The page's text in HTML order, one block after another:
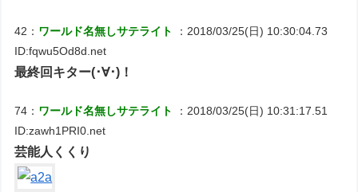
42： ワールド名無しサテライト
：2018/03/25(日) 10:30:04.73
ID:fqwu5Od8d.net
最終回キター(･∀･)！
74： ワールド名無しサテライト
：2018/03/25(日) 10:31:17.51
ID:zawh1PRI0.net
芸能人くくり